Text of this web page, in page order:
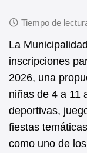
c
e
b
o
o
k
s
p
p
La
inscripciones
2026, una
niñas de 4 a 11
deportivas,
fiestas
como uno de